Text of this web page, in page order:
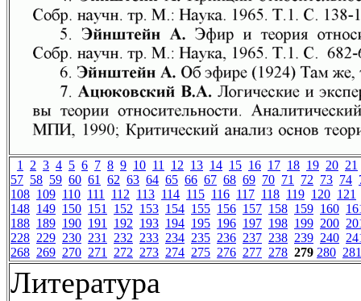
1 2 3 4 5 6 7 8 9 10 11 12 13 14 15 16 17 18 19 20 21
57 58 59 60 61 62 63 64 65 66 67 68 69 70 71 72 73 74
108 109 110 111 112 113 114 115 116 117 118 119 120 121
148 149 150 151 152 153 154 155 156 157 158 159 160
188 189 190 191 192 193 194 195 196 197 198 199 200
228 229 230 231 232 233 234 235 236 237 238 239 240
268 269 270 271 272 273 274 275 276 277 278 279 280 281
Литература